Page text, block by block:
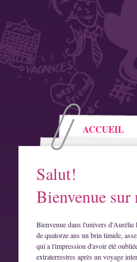
ACCUEIL
Salut!
Bienvenue
Bienvenue dans l'univers d'Aurélie
de quatorze ans un brin timide,
qui a l'impression d'avoir été
extraterrestres après un voyage